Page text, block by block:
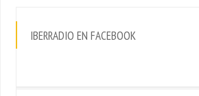
IBERRADIO EN FACEBOOK